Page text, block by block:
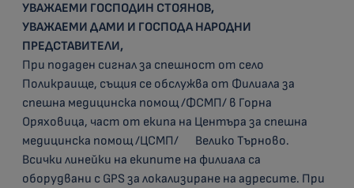
УВАЖАЕМИ ГОСПОДИН СТОЯНОВ,
УВАЖАЕМИ ДАМИ И ГОСПОДА НАРОДНИ
ПРЕДСТАВИТЕЛИ,
При подаден сигнал за спешност от село
Поликраище, същия се обслужва от Филиала за
спешна медицинска помощ /ФСМП/ в Горна
Оряховица, част от екипа на Центъра за спешна
медицинска помощ /ЦСМП/ Велико Търново.
Всички линейки на екипите на филиала са
оборудвани с GPS за локализиране на адресите. При